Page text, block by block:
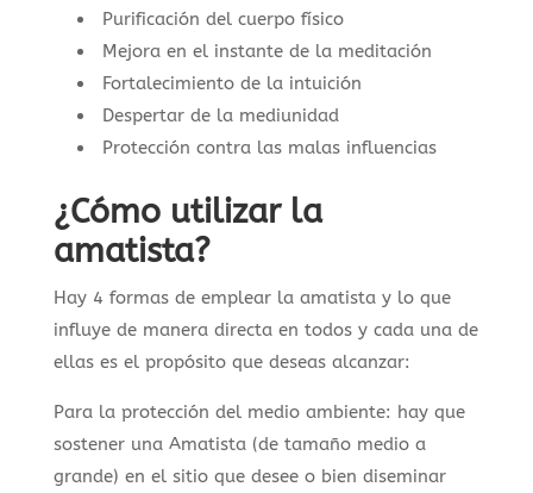
Purificación del cuerpo físico
Mejora en el instante de la meditación
Fortalecimiento de la intuición
Despertar de la mediunidad
Protección contra las malas influencias
¿Cómo utilizar la
amatista?
Hay 4 formas de emplear la amatista y lo que
influye de manera directa en todos y cada una de
ellas es el propósito que deseas alcanzar:
Para la protección del medio ambiente: hay que
sostener una Amatista (de tamaño medio a
grande) en el sitio que desee o bien diseminar